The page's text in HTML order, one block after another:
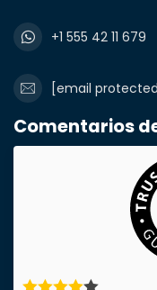
Nombre y
correo
+1 555 42 11 679
[email
Comentarios